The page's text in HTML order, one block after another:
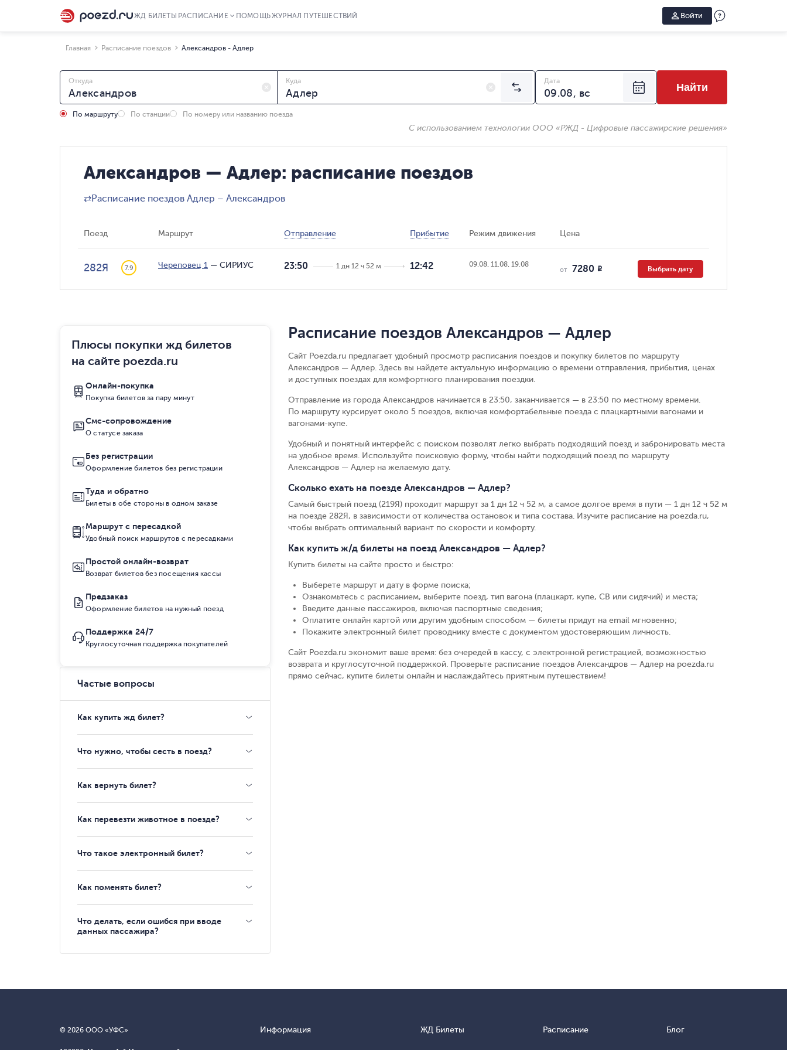
ЖД БИЛЕТЫ РАСПИСАНИЕ ПОМОЩЬЖУРНАЛ ПУТЕШЕСТВИЙ Войти
Главная Расписание поездов Александров - Адлер
Откуда Куда
По маршруту По станции По номеру или названию поезда
Дата
Найти
С использованием технологии ООО «РЖД - Цифровые пассажирские решения»
Александров — Адлер: расписание поездов
⇄Расписание поездов Адлер – Александров
Поезд Маршрут Отправление Прибытие Режим движения Цена
282Я 7.9 Череповец 1 — СИРИУС 23:50 1 дн 12 ч 52 м 12:42 09.08, 11.08, 19.08
от 7280 R Выбрать дату
Расписание поездов Александров — Адлер
Сайт Poezda.ru предлагает удобный просмотр расписания поездов и покупку билетов по маршруту
Александров — Адлер. Здесь вы найдете актуальную информацию о времени отправления, прибытия, ценах
и доступных поездах для комфортного планирования поездки.
Отправление из города Александров начинается в 23:50, заканчивается — в 23:50 по местному времени.
По маршруту курсирует около 5 поездов, включая комфортабельные поезда с плацкартными вагонами и
вагонами-купе.
Удобный и понятный интерфейс с поиском позволят легко выбрать подходящий поезд и забронировать места
на удобное время. Используйте поисковую форму, чтобы найти подходящий поезд по маршруту
Александров — Адлер на желаемую дату.
Сколько ехать на поезде Александров — Адлер?
Самый быстрый поезд (219Я) проходит маршрут за 1 дн 12 ч 52 м, а самое долгое время в пути — 1 дн 12 ч 52 м
на поезде 282Я, в зависимости от количества остановок и типа состава. Изучите расписание на poezda.ru,
чтобы выбрать оптимальный вариант по скорости и комфорту.
Как купить ж/д билеты на поезд Александров — Адлер?
Купить билеты на сайте просто и быстро:
Выберете маршрут и дату в форме поиска;
Ознакомьтесь с расписанием, выберите поезд, тип вагона (плацкарт, купе, СВ или сидячий) и места;
Введите данные пассажиров, включая паспортные сведения;
Оплатите онлайн картой или другим удобным способом — билеты придут на email мгновенно;
Покажите электронный билет проводнику вместе с документом удостоверяющим личность.
Сайт Poezda.ru экономит ваше время: без очередей в кассу, с электронной регистрацией, возможностью
возврата и круглосуточной поддержкой. Проверьте расписание поездов Александров — Адлер на poezda.ru
прямо сейчас, купите билеты онлайн и наслаждайтесь приятным путешествием!
Плюсы покупки жд билетов
на сайте poezda.ru
Онлайн-покупка
Покупка билетов за пару минут
Смс-сопровождение
О статусе заказа
Без регистрации
Оформление билетов без регистрации
Туда и обратно
Билеты в обе стороны в одном заказе
Маршрут с пересадкой
Удобный поиск маршрутов с пересадками
Простой онлайн-возврат
Возврат билетов без посещения кассы
Предзаказ
Оформление билетов на нужный поезд
Поддержка 24/7
Круглосуточная поддержка покупателей
Частые вопросы
Как купить жд билет?
Что нужно, чтобы сесть в поезд?
Как вернуть билет?
Как перевезти животное в поезде?
Что такое электронный билет?
Как поменять билет?
Что делать, если ошибся при вводе
данных пассажира?
© 2026 ООО «УФС» Информация ЖД Билеты Расписание Блог